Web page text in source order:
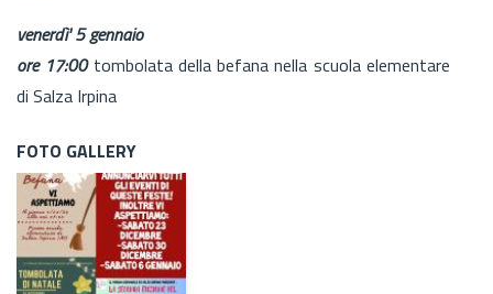
venerdì' 5 gennaio
ore 17:00tombolata della befana nella scuola elementare
di Salza Irpina
FOTO GALLERY